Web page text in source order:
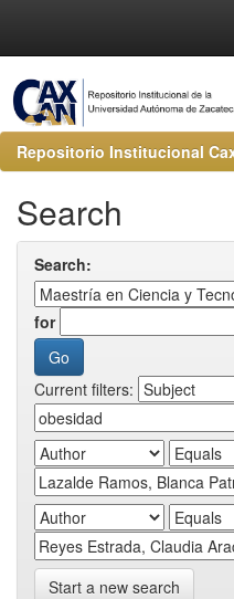
Repositorio Institucional
Search
Search:
for
Current filters:
Start a new search